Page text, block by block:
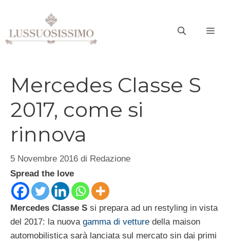
contenuto
Mercedes Classe S
2017, come si
rinnova
5 Novembre 2016 di Redazione
Spread the love
Mercedes Classe S si prepara ad un restyling in vista
del 2017: la nuova gamma di vetture della maison
automobilistica sarà lanciata sul mercato sin dai primi